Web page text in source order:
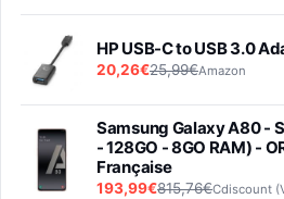
HP USB-C to USB 3.0
20,26€25,99€Amazon
Samsung Galaxy A80 -
- 128GO - 8GO RAM) -
Française
193,99€815,76€Cdiscount